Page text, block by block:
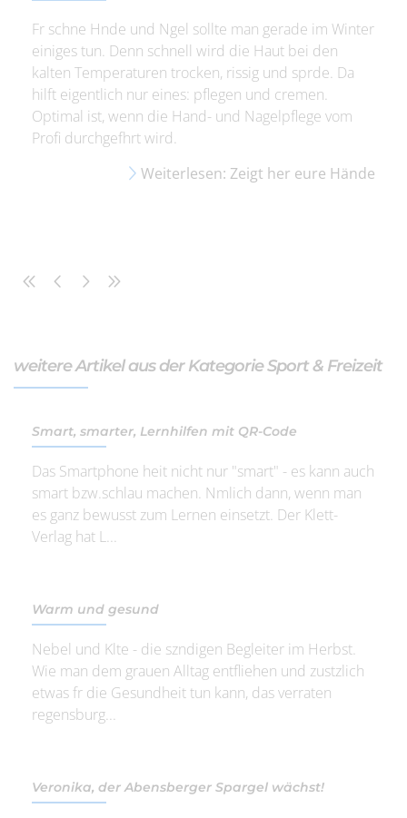
Fr schne Hnde und Ngel sollte man gerade im Winter
einiges tun. Denn schnell wird die Haut bei den
kalten Temperaturen trocken, rissig und sprde. Da
hilft eigentlich nur eines: pflegen und cremen.
Optimal ist, wenn die Hand- und Nagelpflege vom
Profi durchgefhrt wird.
Weiterlesen: Zeigt her eure Hände
weitere Artikel aus der Kategorie Sport & Freizeit
Smart, smarter, Lernhilfen mit QR-Code
Das Smartphone heit nicht nur "smart" - es kann auch
smart bzw.schlau machen. Nmlich dann, wenn man
es ganz bewusst zum Lernen einsetzt. Der Klett-
Verlag hat L...
Warm und gesund
Nebel und Klte - die szndigen Begleiter im Herbst.
Wie man dem grauen Alltag entfliehen und zustzlich
etwas fr die Gesundheit tun kann, das verraten
regensburg...
Veronika, der Abensberger Spargel wächst!